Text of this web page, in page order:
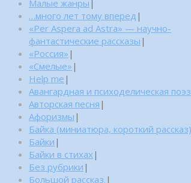
Малые жанры |
…много лет тому вперед |
«Per Aspera ad Astra» — научно-
фантастические рассказы |
«Россия» |
«Смелые» |
Help me |
Авангардная и психоделическая
Авторская песня |
Афоризмы |
Байка (миниатюра, короткий рассказ)
Байки |
Байки в стихах |
Без рубрики |
Большой рассказ. |